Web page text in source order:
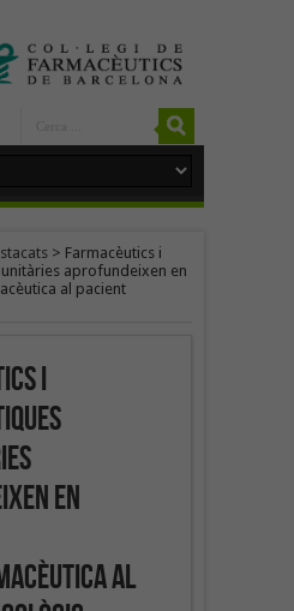
> Farmacèutics i
aprofundeixen en
al pacient
i
en
al